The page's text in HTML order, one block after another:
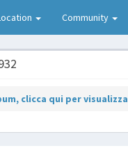
Community
clicca qui per